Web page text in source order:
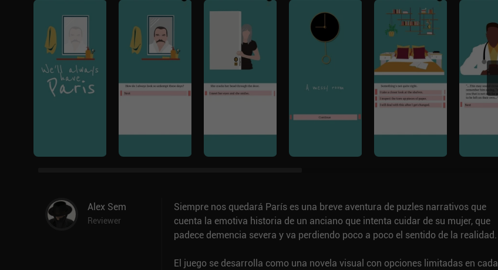
Alex Sem
Reviewer
Siempre nos quedará París es una breve aventura de puzles narrativos que
cuenta la emotiva historia de un anciano que intenta cuidar de su mujer, que
padece demencia severa y va perdiendo poco a poco el sentido de la realidad.
El juego se desarrolla como una novela visual con opciones limitadas en cada